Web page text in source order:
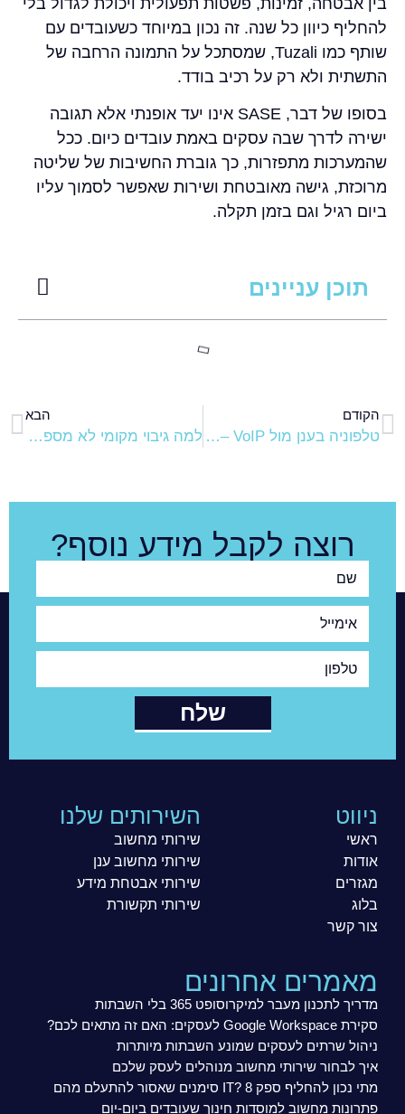
בין אבטחה, זמינות, פשטות תפעולית ויכולת לגדול בלי
להחליף כיוון כל שנה. זה נכון במיוחד כשעובדים עם
שותף כמו Tuzali, שמסתכל על התמונה הרחבה של
התשתית ולא רק על רכיב בודד.
בסופו של דבר, SASE אינו יעד אופנתי אלא תגובה
ישירה לדרך שבה עסקים באמת עובדים כיום. ככל
שהמערכות מתפזרות, כך גוברת החשיבות של שליטה
מרוכזת, גישה מאובטחת ושירות שאפשר לסמוך עליו
ביום רגיל וגם בזמן תקלה.
תוכן עניינים
הקודם
טלפוניה בענן מול VoIP – מה באמת ההבדל?
הבא
למה גיבוי מקומי לא מספיק לעסק
רוצה לקבל מידע נוסף?
שם
אימייל
טלפון
שלח
ניווט
ראשי
אודות
מגזרים
בלוג
צור קשר
השירותים שלנו
שירותי מחשוב
שירותי מחשוב ענן
שירותי אבטחת מידע
שירותי תקשורת
מאמרים אחרונים
מדריך לתכנון מעבר למיקרוסופט 365 בלי השבתות
סקירת Google Workspace לעסקים: האם זה מתאים לכם?
ניהול שרתים לעסקים שמונע השבתות מיותרות
איך לבחור שירותי מחשוב מנוהלים לעסק שלכם
מתי נכון להחליף ספק IT? 8 סימנים שאסור להתעלם מהם
פתרונות מחשוב למוסדות חינוך שעובדים ביום-יום